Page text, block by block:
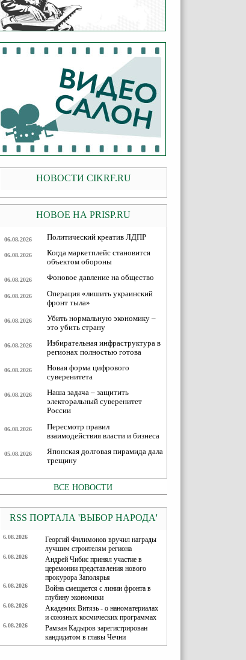
НОВОСТИ CIKRF.RU
НОВОЕ НА PRISP.RU
06.08.2026 Политический креатив ЛДПР
06.08.2026
Когда маркетплейс становится
объектом обороны
06.08.2026 Фоновое давление на общество
06.08.2026
Операция «лишить украинский
фронт тыла»
06.08.2026
Убить нормальную экономику –
это убить страну
06.08.2026
Избирательная инфраструктура в
регионах полностью готова
06.08.2026
Новая форма цифрового
суверенитета
06.08.2026
Наша задача – защитить
электоральный суверенитет
России
06.08.2026
Пересмотр правил
взаимодействия власти и бизнеса
05.08.2026
Японская долговая пирамида дала
трещину
ВСЕ НОВОСТИ
RSS ПОРТАЛА 'ВЫБОР НАРОДА'
6.08.2026
Георгий Филимонов вручил награды
лучшим строителям региона
6.08.2026
Андрей Чибис принял участие в
церемонии представления нового
прокурора Заполярья
6.08.2026
Война смещается с линии фронта в
глубину экономики
6.08.2026
Академик Витязь - о наноматериалах
и союзных космических программах
6.08.2026
Рамзан Кадыров зарегистрирован
кандидатом в главы Чечни